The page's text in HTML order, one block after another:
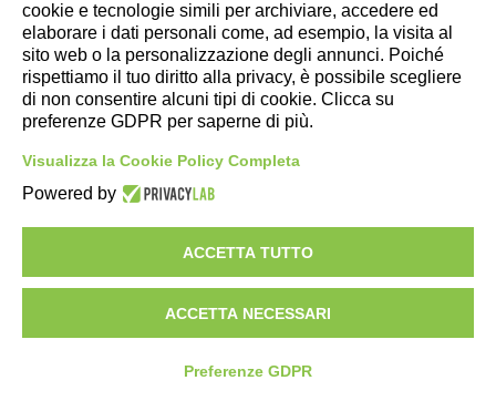
- Trasporti Locali
- Trenitalia
Scarica le app
- App iPhone Maranello e Dintorni
cookie e tecnologie simili per archiviare, accedere ed
elaborare i dati personali come, ad esempio, la visita al
sito web o la personalizzazione degli annunci. Poiché
rispettiamo il tuo diritto alla privacy, è possibile scegliere
di non consentire alcuni tipi di cookie. Clicca su
preferenze GDPR per saperne di più.
Visualizza la Cookie Policy Completa
Powered by
ACCETTA TUTTO
ACCETTA NECESSARI
Preferenze GDPR